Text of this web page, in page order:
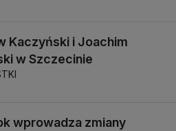
Kaczyński i Joachim
w Szczecinie
wprowadza zmiany